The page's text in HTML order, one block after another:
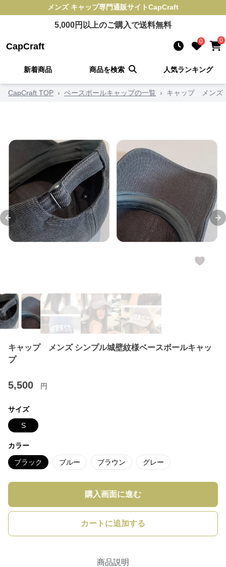
メンズ キャップ専門通販サイトCapCraft
5,000円以上のご購入で送料無料
CapCraft 0 0
新着商品 商品を検索 人気ランキング
CapCraft TOP › ベースボールキャップの一覧 › キャップ メンズ
Previous slide
キャップ メンズ シンプル城壁紋様ベースボールキャッ
プ
5,500 円
サイズ
S
カラー
ブラック ブルー ブラウン グレー
購入画面に進む
カートに追加する
商品説明